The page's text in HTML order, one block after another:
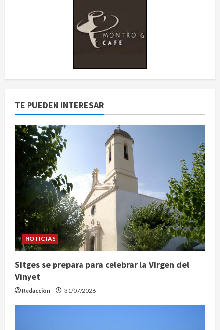
TE PUEDEN INTERESAR
NOTICIAS
Sitges se prepara para celebrar la Virgen del
Vinyet
Redacción 31/07/2026